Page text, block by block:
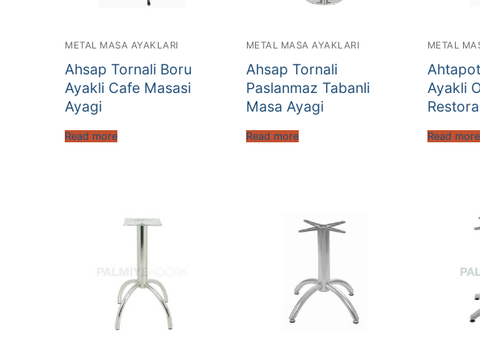
METAL MASA AYAKLARI
Ahsap Tornali Boru
Ayakli Cafe Masasi
Ayagi
Read more
METAL MASA AYAKLARI
Ahsap Tornali
Paslanmaz Tabanli
Masa Ayagi
Read more
METAL
Ayakli
Read more